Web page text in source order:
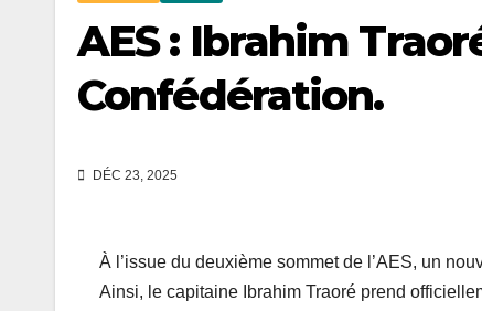
AES : Ibrahim
Confédération.
DÉC 23, 2025
À l’issue du deuxième sommet de l’AES, un
Ainsi, le capitaine Ibrahim Traoré prend